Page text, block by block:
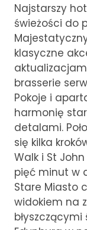
Najstarszy
świeżości do
klasyczne
brasserie
Pokoje i
harmonię
detalami.
się kilka
Walk i St
pięć minut w
Stare Miasto
widokiem na